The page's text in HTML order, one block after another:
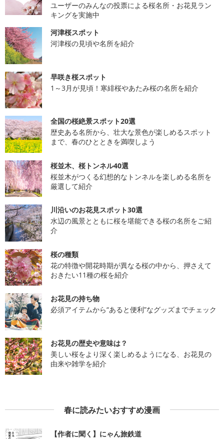
ユーザーのみんなの投票による桜名所・お花見ラン
キングを実施中
河津桜スポット
河津桜の見頃や名所を紹介
早咲き桜スポット
1～3月が見頃！寒緋桜やあたみ桜の名所を紹介
全国の桜絶景スポット20選
歴史ある名所から、壮大な景色が楽しめるスポット
まで、春のひとときを満喫しよう
桜並木、桜トンネル40選
桜並木がつくる幻想的なトンネルを楽しめる名所を
厳選して紹介
川沿いのお花見スポット30選
水辺の風景とともに桜を堪能できる桜の名所をご紹
介
桜の種類
花の特徴や開花時期が異なる桜の中から、押さえて
おきたい11種の桜を紹介
お花見の持ち物
必須アイテムから“あると便利”なグッズまでチェック
お花見の歴史や意味は？
美しい桜をより深く楽しめるようになる、お花見の
由来や雑学を紹介
春に読みたいおすすめ漫画
【作者に聞く】にゃん旅鉄道